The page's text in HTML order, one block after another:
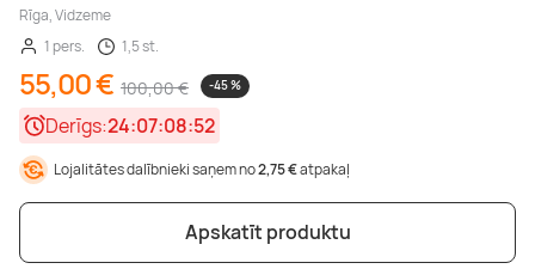
Rīga, Vidzeme
1 pers.
1,5 st.
55,00 € 100,00 € -45 %
Derīgs:24:07:08:50
Lojalitātes dalībnieki saņem no2,75 €atpakaļ
Apskatīt produktu